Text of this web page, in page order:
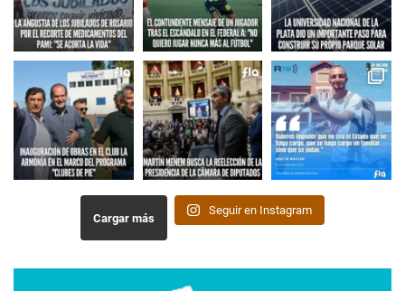
Cargar más
Seguir en Instagram